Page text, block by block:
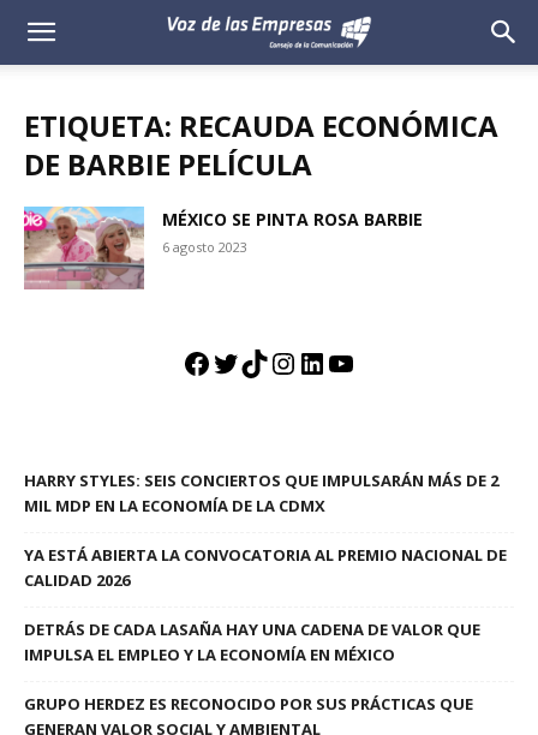
Voz
Empresas
ETIQUETA: RECAUDA ECONÓMICA
DE BARBIE PELÍCULA
MÉXICO SE PINTA ROSA BARBIE
6 agosto 2023
Facebook
Twitter
TikTok
Instagram
LinkedIn
YouTube
HARRY STYLES: SEIS CONCIERTOS QUE IMPULSARÁN MÁS DE 2
MIL MDP EN LA ECONOMÍA DE LA CDMX
YA ESTÁ ABIERTA LA CONVOCATORIA AL PREMIO NACIONAL DE
CALIDAD 2026
DETRÁS DE CADA LASAÑA HAY UNA CADENA DE VALOR QUE
IMPULSA EL EMPLEO Y LA ECONOMÍA EN MÉXICO
GRUPO HERDEZ ES RECONOCIDO POR SUS PRÁCTICAS QUE
GENERAN VALOR SOCIAL Y AMBIENTAL